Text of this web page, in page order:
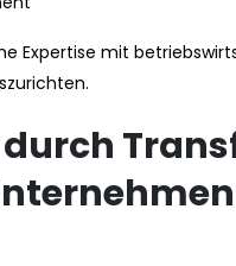
Expertise mit